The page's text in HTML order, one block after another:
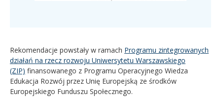
Rekomendacje powstały w ramach Programu zintegrowanych
działań na rzecz rozwoju Uniwersytetu Warszawskiego
(ZIP) finansowanego z Programu Operacyjnego Wiedza
Edukacja Rozwój przez Unię Europejską ze środków
Europejskiego Funduszu Społecznego.